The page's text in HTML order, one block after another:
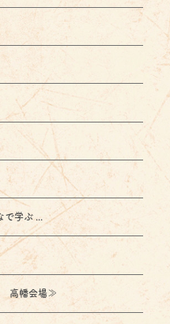
ぶ ...
幡会場≫